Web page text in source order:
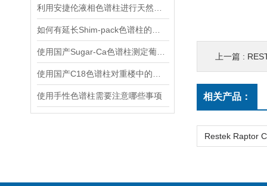
使用手性色谱柱需要注意哪些事项
上一篇 :
相关产品：